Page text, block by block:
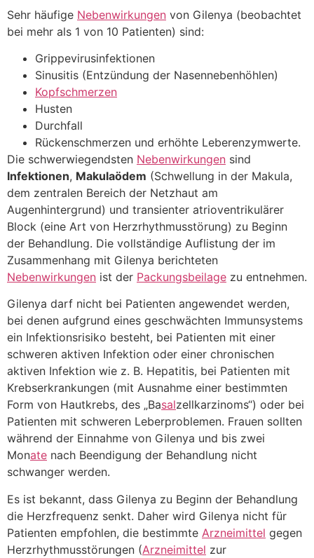
Sehr häufige Nebenwirkungen von Gilenya (beobachtet
bei mehr als 1 von 10 Patienten) sind:
Grippevirusinfektionen
Sinusitis (Entzündung der Nasennebenhöhlen)
Kopfschmerzen
Husten
Durchfall
Rückenschmerzen und erhöhte Leberenzymwerte.
Die schwerwiegendsten Nebenwirkungen sind
Infektionen, Makulaödem (Schwellung in der Makula,
dem zentralen Bereich der Netzhaut am
Augenhintergrund) und transienter atrioventrikulärer
Block (eine Art von Herzrhythmusstörung) zu Beginn
der Behandlung. Die vollständige Auflistung der im
Zusammenhang mit Gilenya berichteten
Nebenwirkungen ist der Packungsbeilage zu entnehmen.
Gilenya darf nicht bei Patienten angewendet werden,
bei denen aufgrund eines geschwächten Immunsystems
ein Infektionsrisiko besteht, bei Patienten mit einer
schweren aktiven Infektion oder einer chronischen
aktiven Infektion wie z. B. Hepatitis, bei Patienten mit
Krebserkrankungen (mit Ausnahme einer bestimmten
Form von Hautkrebs, des „Basalzellkarzinoms“) oder bei
Patienten mit schweren Leberproblemen. Frauen sollten
während der Einnahme von Gilenya und bis zwei
Monate nach Beendigung der Behandlung nicht
schwanger werden.
Es ist bekannt, dass Gilenya zu Beginn der Behandlung
die Herzfrequenz senkt. Daher wird Gilenya nicht für
Patienten empfohlen, die bestimmte Arzneimittel gegen
Herzrhythmusstörungen (Arzneimittel zur